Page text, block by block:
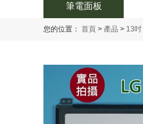
筆電面板
您的位置： 首頁 > 產品 > 13吋